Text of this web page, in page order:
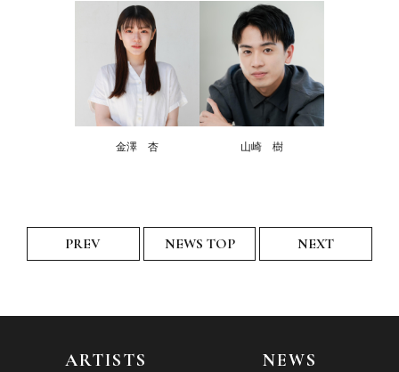
金澤 杏 山崎 樹
PREV NEWS TOP NEXT
ARTISTS NEWS